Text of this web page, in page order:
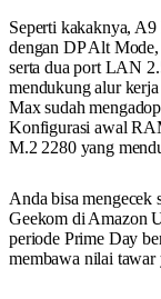
Seperti kakaknya,
dengan DP Alt
serta dua port LAN
mendukung alur
Max sudah
Konfigurasi awal
M.2 2280 yang
Anda bisa mengecek
Geekom di Amazon
periode Prime Day
membawa nilai tawar